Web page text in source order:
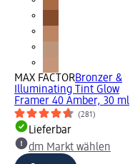
MAX FACTORBronzer &
Illuminating Tint Glow
Framer 40 Amber, 30 ml
(281)
Lieferbar
dm Markt wählen